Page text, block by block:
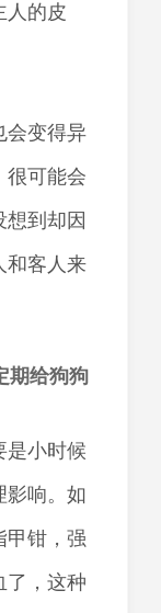
人的皮
会变得异
很可能会
到却因
和客人来
期给狗狗
是小时候
影响。如
甲钳，强
了，这种